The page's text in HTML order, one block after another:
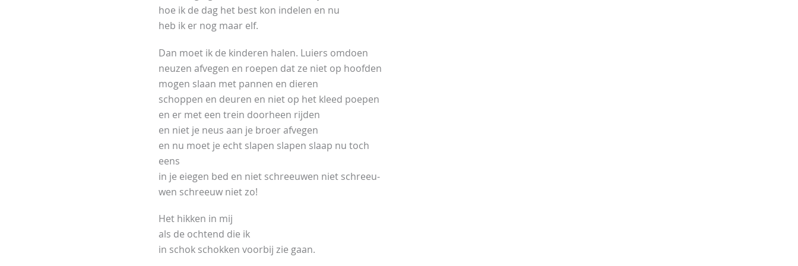
hoe ik de dag het best kon indelen en nu
heb ik er nog maar elf.
Dan moet ik de kinderen halen. Luiers omdoen
neuzen afvegen en roepen dat ze niet op hoofden
mogen slaan met pannen en dieren
schoppen en deuren en niet op het kleed poepen
en er met een trein doorheen rijden
en niet je neus aan je broer afvegen
en nu moet je echt slapen slapen slaap nu toch
eens
in je eiegen bed en niet schreeuwen niet schreeu-
wen schreeuw niet zo!
Het hikken in mij
als de ochtend die ik
in schok schokken voorbij zie gaan.